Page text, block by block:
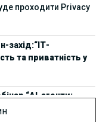
проходити Privacy
захід:“ІТ-
та приватність у
“AI-агенти: